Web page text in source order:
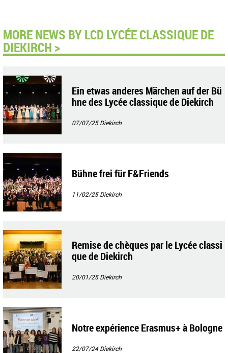
MORE NEWS BY LCD LYCÉE CLASSIQUE DE
DIEKIRCH >
Ein etwas anderes Märchen auf der Bü
hne des Lycée classique de Diekirch
07/07/25Diekirch
Bühne frei für F&Friends
11/02/25Diekirch
Remise de chèques par le Lycée classi
que de Diekirch
20/01/25Diekirch
Notre expérience Erasmus+ à Bologne
22/07/24Diekirch